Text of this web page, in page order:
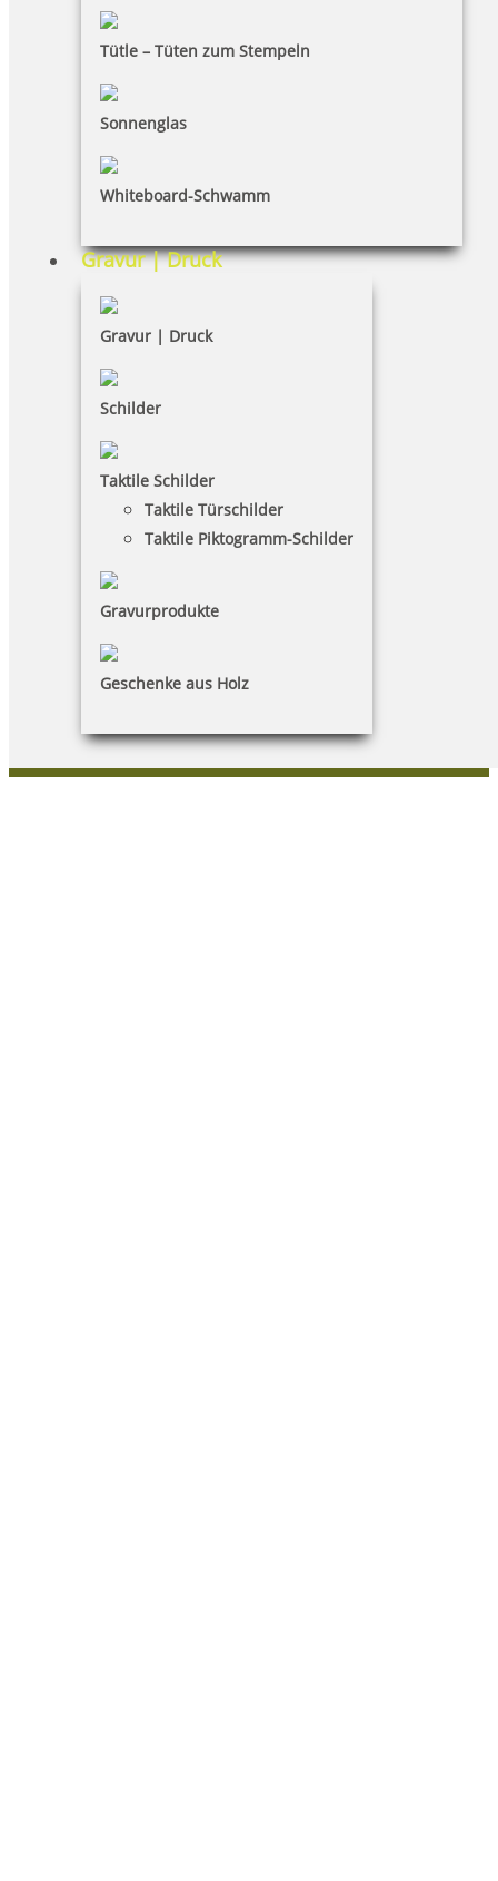
Tütle – Tüten zum Stempeln
Sonnenglas
Whiteboard-Schwamm
Gravur | Druck
Gravur | Druck
Schilder
Taktile Schilder
Taktile Türschilder
Taktile Piktogramm-Schilder
Gravurprodukte
Geschenke aus Holz
Bestellhinweise
INFORMATIONEN
Impressum
Widerruf
Barrierefreiheit
Vertrag widerrufen
Mein Konto
KONTAKT
Schaffarzyk GmbH
Heike Schaffarzyk
038293/16567